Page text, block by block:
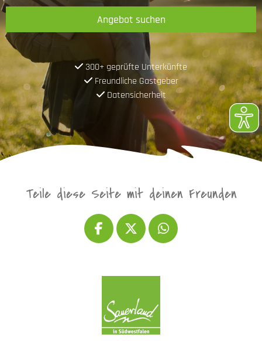
Angebot suchen
300+ geprüfte Unterkünfte
Freundliche Gastgeber
Datensicherheit
Teile diese Seite mit deinen Freunden